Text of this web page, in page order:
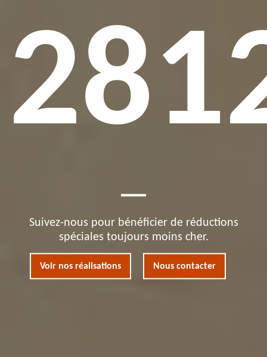
Suivez-nous pour bénéficier de réductions
spéciales toujours moins cher.
Voir nos réalisations Nous contacter